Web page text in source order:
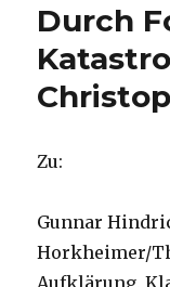
Durch
Zu:
Gunnar
Horkheimer/
Aufklärung,